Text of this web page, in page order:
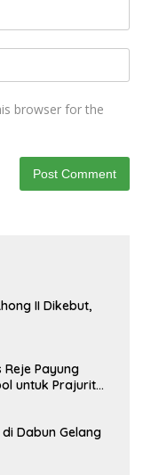
browser for the
II Dikebut,
Payung
untuk Prajurit
Dabun Gelang